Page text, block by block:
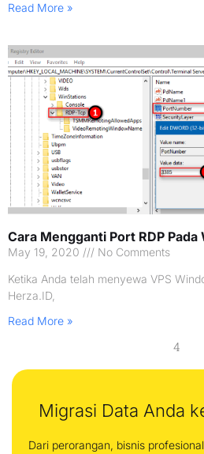
Read More »
Cara Mengganti Port RDP
May 19, 2020
No Comments
Ketika Anda telah menyewa VPS
Herza.ID,
Read More »
4
Migrasi Data Anda
Dari perorangan, bisnis